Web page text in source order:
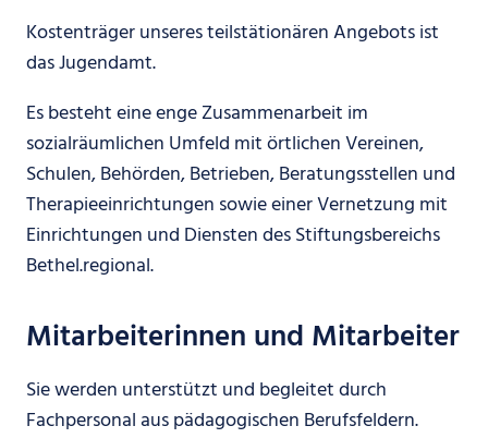
Kostenträger unseres teilstätionären Angebots ist
das Jugendamt.
Es besteht eine enge Zusammenarbeit im
sozialräumlichen Umfeld mit örtlichen Vereinen,
Schulen, Behörden, Betrieben, Beratungsstellen und
Therapieeinrichtungen sowie einer Vernetzung mit
Einrichtungen und Diensten des Stiftungsbereichs
Bethel.regional.
Mitarbeiterinnen und Mitarbeiter
Sie werden unterstützt und begleitet durch
Fachpersonal aus pädagogischen Berufsfeldern.